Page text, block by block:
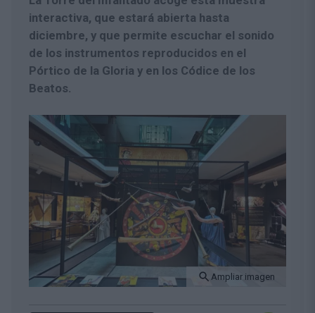
interactiva, que estará abierta hasta
diciembre, y que permite escuchar el sonido
de los instrumentos reproducidos en el
Pórtico de la Gloria y en los Códice de los
Beatos.
Ampliar imagen